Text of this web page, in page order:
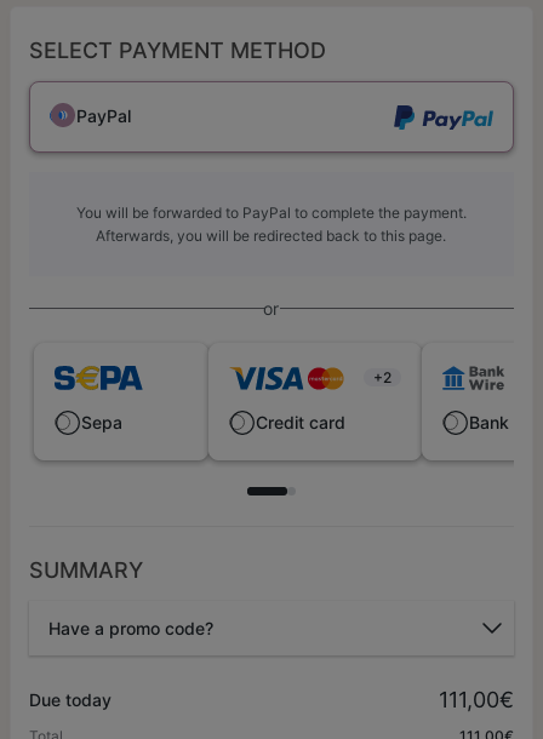
SELECT PAYMENT METHOD
PayPal
You will be forwarded to PayPal to complete the payment.
Afterwards, you will be redirected back to this page.
or
Sepa
+2
Credit card Bank
SUMMARY
Have a promo code?
Due today 111,00€